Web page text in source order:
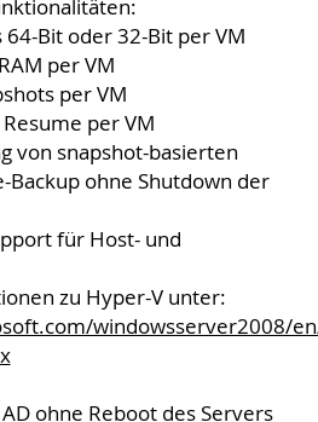
64-Bit oder 32-Bit per VM
per VM
per VM
per VM
von snapshot-basierten
Backup ohne Shutdown der
für Host- und
zu Hyper-V unter:
windowsserver2008/
ohne Reboot des Servers